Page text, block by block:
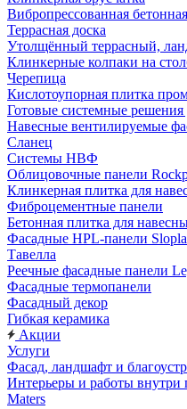
Вибропрессованная
Террасная доска
Утолщённый террасный,
Клинкерные колпаки на
Черепица
Кислотоупорная плитка
Готовые системные решения
Навесные вентилируемые
Сланец
Системы НВФ
Облицовочные панели
Клинкерная плитка для
Фиброцементные панели
Бетонная плитка для
Фасадные HPL-панели
Тавелла
Реечные фасадные панели
Фасадные термопанели
Фасадный декор
Гибкая керамика
Акции
Услуги
Фасад, ландшафт и
Интерьеры и работы
Maters